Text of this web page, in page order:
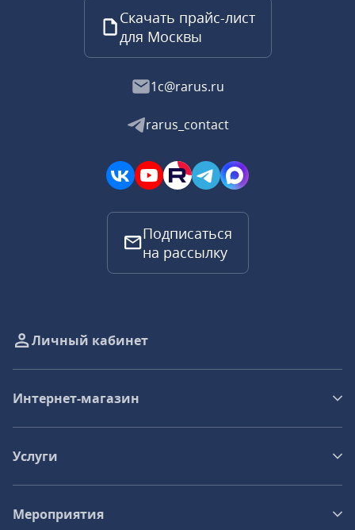
Скачать прайс-лист
для Москвы
1c@rarus.ru
rarus_contact
Подписаться
на рассылку
Личный кабинет
Интернет-магазин
Услуги
Мероприятия